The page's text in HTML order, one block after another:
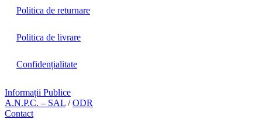
Politica de returnare
Politica de livrare
Confidențialitate
Informații Publice
A.N.P.C. – SAL /ODR
Contact